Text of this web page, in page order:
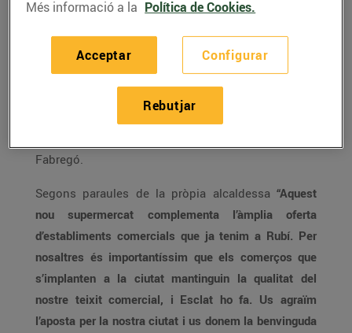
Bon Preu va inaugurar ahir un nou Esclat a Rubí
amb la presència de l’alcaldessa, Ana Maria
regidor de comerç, Moisés Rodríguez Cantón, i el
Fabregó.
Segons paraules de la pròpia alcaldessa “Aquest
nou supermercat complementa l’àmplia oferta
d’establiments comercials que ja tenim a Rubí. Per
nosaltres és importantíssim que els comerços que
s’implanten a la ciutat mantinguin la qualitat del
nostre teixit comercial, i Esclat ho fa. Us agraïm
l’aposta per la nostra ciutat i us donem la benvinguda
Més informació a la Política de Cookies.
Configurar
Rebutjar
Acceptar